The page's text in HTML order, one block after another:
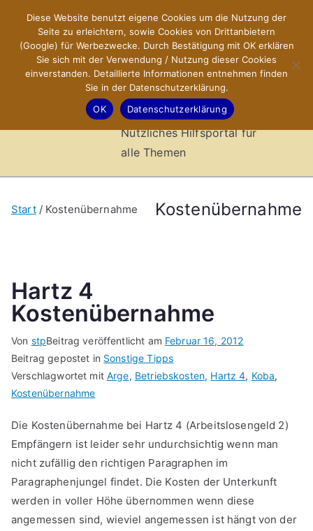
springen
X-Sites.de
–
Hilfsportal
Nützliches Hilfsportal für
alle Themen
Kostenübernahme
Start Kostenübernahme
Hartz 4
Kostenübernahme
Von stpBeitrag veröffentlicht am Februar 16, 2012
Beitrag gepostet in Sonstige Tipps
Verschlagwortet mitArge, Betriebskosten, Hartz 4, Koba,
Kostenübernahme
Die Kostenübernahme bei Hartz 4 (Arbeitslosengeld 2)
Empfängern ist leider sehr undurchsichtig wenn man
nicht zufällig den richtigen Paragraphen im
Paragraphenjungel findet. Die Kosten der Unterkunft
werden in voller Höhe übernommen wenn diese
angemessen sind, wieviel angemessen ist hängt von der
Diese Website benutzt eigene Cookies um die Nutzung der
Seite zu erleichtern, sowie Cookies von Drittanbietern
(Google) für Werbezwecke. Durch Bestätigung mit OK erklären
Sie sich mit der Verwendung / Nutzung dieser Cookies
einverstanden. Detaillierte Informationen entnehmen finden
Sie in der Datenschutzerklärung.
OK
Datenschutzerklärung